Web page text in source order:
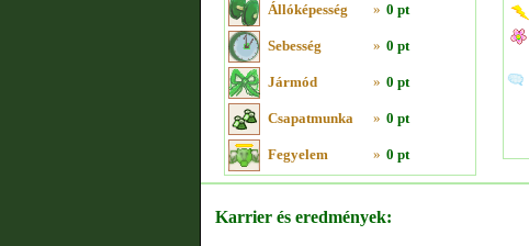
Állóképesség » 0 pt
Sebesség » 0 pt
Jármód » 0 pt
Csapatmunka » 0 pt
Fegyelem » 0 pt
Karrier és eredmények: